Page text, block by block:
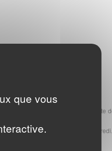
garantit le meilleur taux de réussite
commande, du lundi au
que vous